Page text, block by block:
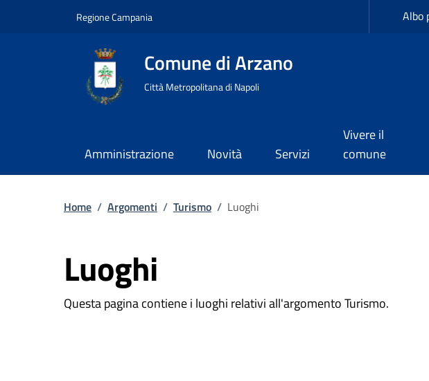
Regione Campania Albo
Comune di Arzano
Città Metropolitana di Napoli
Amministrazione Novità Servizi
Vivere il
comune
Home / Argomenti / Turismo / Luoghi
Luoghi
Questa pagina contiene i luoghi relativi all'argomento Turismo.